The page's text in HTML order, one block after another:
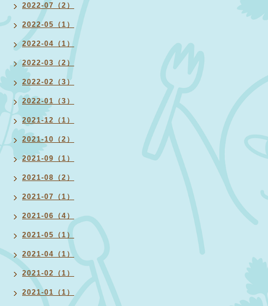
2022-07（2）
2022-05（1）
2022-04（1）
2022-03（2）
2022-02（3）
2022-01（3）
2021-12（1）
2021-10（2）
2021-09（1）
2021-08（2）
2021-07（1）
2021-06（4）
2021-05（1）
2021-04（1）
2021-02（1）
2021-01（1）